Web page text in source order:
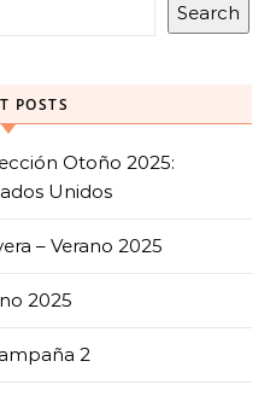
Search
POSTS
Otoño 2025:
Unidos
– Verano 2025
2025
2